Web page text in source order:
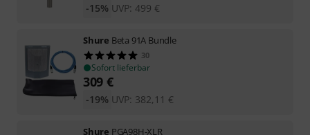
UVP: 499 €
-15%
Shure Beta 91A Bundle
30
Sofort lieferbar
309 €
UVP: 382,11 €
-19%
Shure PGA98H-XLR